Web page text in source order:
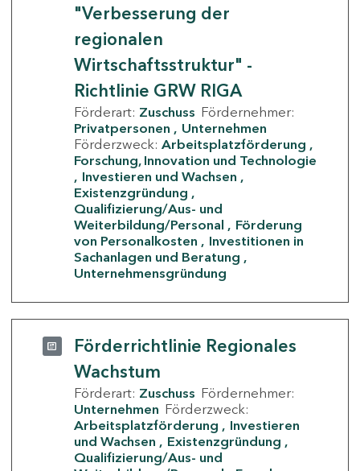
"Verbesserung der
regionalen
Wirtschaftsstruktur" -
Richtlinie GRW RIGA
Förderart: Zuschuss Fördernehmer:
Privatpersonen
Unternehmen
Förderzweck: Arbeitsplatzförderung
Forschung, Innovation und Technologie
Investieren und Wachsen
Existenzgründung
Qualifizierung/Aus- und
Weiterbildung/Personal
Förderung
von Personalkosten
Investitionen in
Sachanlagen und Beratung
Unternehmensgründung
Förderrichtlinie Regionales
Wachstum
Förderart: Zuschuss Fördernehmer:
Unternehmen Förderzweck:
Arbeitsplatzförderung
Investieren
und Wachsen
Existenzgründung
Qualifizierung/Aus- und